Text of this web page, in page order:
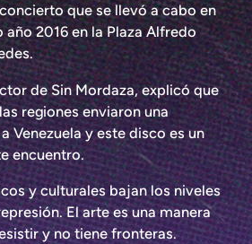
que se llevó a cabo en
2016 en la Plaza Alfredo
de Sin Mordaza, explicó que
regiones enviaron una
Venezuela y este disco es un
encuentro.
y culturales bajan los niveles
El arte es una manera
y no tiene fronteras.